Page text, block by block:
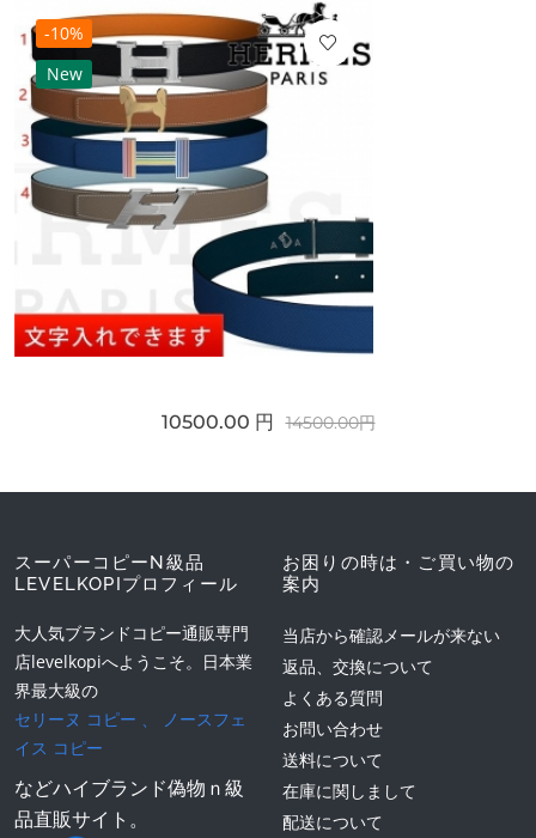
-10%
New
10500.00 円 14500.00円
スーパーコピーN級品
LEVELKOPIプロフィール
大人気ブランドコピー通販専門
店levelkopiへようこそ。日本業
界最大級の
セリーヌ コピー 、
ノースフェ
イス コピー
などハイブランド偽物ｎ級
品直販サイト。
お困りの時は・ご買い物の
案内
当店から確認メールが来ない
返品、交換について
よくある質問
お問い合わせ
送料について
在庫に関しまして
配送について